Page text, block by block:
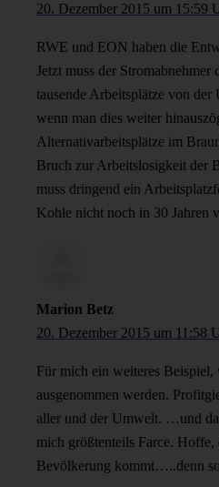
20. Dezember 2015 um 15:59
RWE und EON haben die
Jetzt muss der
tausende Arbeitsplätze von
wenn man dies weiter
Alternativarbeitsplätze im
Bruch zur Arbeitslosigkeit der
muss dringend ein
Kohle nicht noch in 30 Jahren
Marion Betz
20. Dezember 2015 um 11:58
Für mich ein weiteres
ausgenommen werden.
aller und der Umwelt. …und
mich größtenteils Farce. Hoffe,
Bevölkerung kommt…..denn